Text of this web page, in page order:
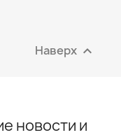
Наверх 
новости и